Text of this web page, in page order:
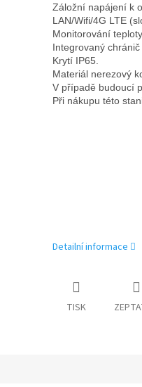
Záložní napájení k
LAN/Wifi/4G LTE
Monitorování teploty.
Integrovaný chránič
Krytí IP65.
Materiál nerezový
V případě budoucí
Při nákupu této
Detailní informace
TISK